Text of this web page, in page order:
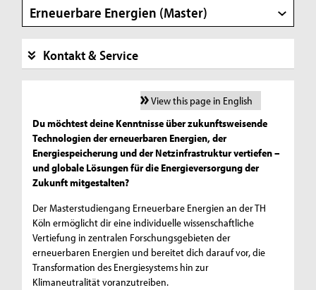
Erneuerbare Energien (Master)
Kontakt & Service
View this page in English
Du möchtest deine Kenntnisse über zukunftsweisende
Technologien der erneuerbaren Energien, der
Energiespeicherung und der Netzinfrastruktur vertiefen –
und globale Lösungen für die Energieversorgung der
Zukunft mitgestalten?
Der Masterstudiengang Erneuerbare Energien an der TH
Köln ermöglicht dir eine individuelle wissenschaftliche
Vertiefung in zentralen Forschungsgebieten der
erneuerbaren Energien und bereitet dich darauf vor, die
Transformation des Energiesystems hin zur
Klimaneutralität voranzutreiben.